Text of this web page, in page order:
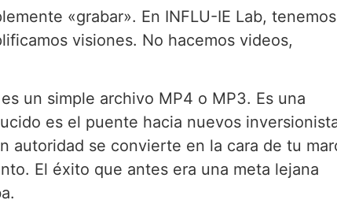
«grabar». En INFLU-IE Lab, tenemos
visiones. No hacemos videos,
un simple archivo MP4 o MP3. Es una
es el puente hacia nuevos
autoridad se convierte en la cara de tu
El éxito que antes era una meta lejana